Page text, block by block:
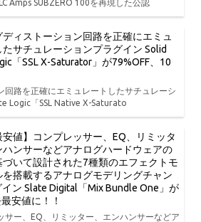
Amps SUBZERO 100を再現した公認
ディストーション回路を正確にエミュ
たサチュレーションプラグイン Solid
「SSL X-Saturator」が79%OFF、10
回路を正確にエミュレートしたサチュレーシ
Logic「SSL Native X-Saturato
安値】コンプレッサー、EQ、リミッタ
ハンサーなどアナログハードウェアの
づいて設計された7種類のエフェクトモ
を搭載するアナログモデリングチャン
ン Slate Digital「Mix Bundle One」が
安値に！！
サー、EQ、リミッター、エンハンサーなどア